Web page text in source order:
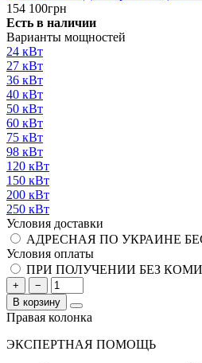
154 100грн
Есть в наличии
Варианты мощностей
24 кВт
27 кВт
36 кВт
40 кВт
50 кВт
60 кВт
75 кВт
98 кВт
120 кВт
150 кВт
200 кВт
250 кВт
Условия доставки
АДРЕСНАЯ ПО УКРАИНЕ
Условия оплаты
ПРИ ПОЛУЧЕНИИ БЕЗ
+
−
В корзину
Правая колонка
ЭКСПЕРТНАЯ ПОМОЩЬ